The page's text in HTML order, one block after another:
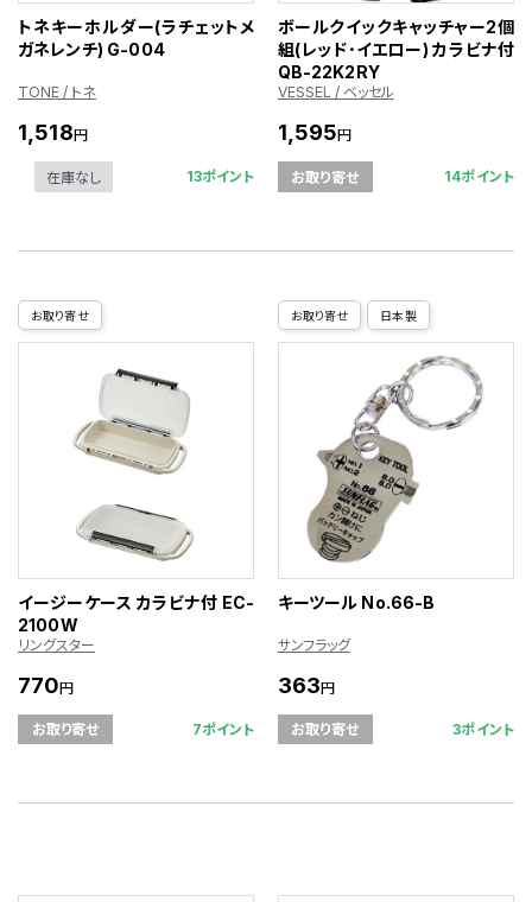
トネキーホルダー(ラチェットメ
ガネレンチ) G-004
TONE / トネ
1,518円
在庫なし 13ポイント
ボールクイックキャッチャー2個
組(レッド･イエロー) カラビナ付
QB-22K2RY
VESSEL / ベッセル
1,595円
お取り寄せ 14ポイント
お取り寄せ
イージーケース カラビナ付 EC-
2100W
リングスター
770円
お取り寄せ 7ポイント
お取り寄せ 日本製
キーツール No.66-B
サンフラッグ
363円
お取り寄せ 3ポイント